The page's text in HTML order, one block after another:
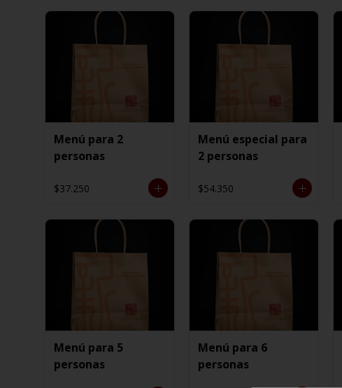
Menú para 2
personas
$37.250
Menú especial para
2 personas
$54.350
Menú para 5
personas
Menú para 6
personas